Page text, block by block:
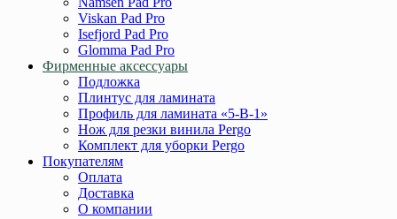
Viskan Pad Pro
Isefjord Pad Pro
Glomma Pad Pro
Фирменные аксессуары
Подложка
Плинтус для ламината
Профиль для ламината «5-В-1»
Нож для резки винила Pergo
Комплект для уборки Pergo
Покупателям
Оплата
Доставка
О компании